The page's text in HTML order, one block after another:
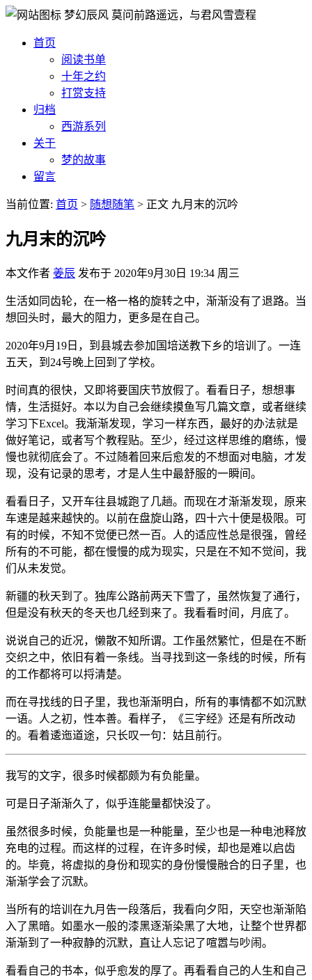
梦幻辰风 莫问前路遥远，与君风雪壹程
首页
阅读书单
十年之约
打赏支持
归档
西游系列
关于
梦的故事
留言
当前位置: 首页 > 随想随笔 > 正文 九月末的沉吟
九月末的沉吟
本文作者 姜辰 发布于 2020年9月30日 19:34 周三
生活如同齿轮，在一格一格的旋转之中，渐渐没有了退路。当
想回头时，最大的阻力，更多是在自己。
2020年9月19日，到县城去参加国培送教下乡的培训了。一连
五天，到24号晚上回到了学校。
时间真的很快，又即将要国庆节放假了。看看日子，想想事
情，生活挺好。本以为自己会继续摸鱼写几篇文章，或者继续
学习下Excel。我渐渐发现，学习一样东西，最好的办法就是
做好笔记，或者写个教程贴。至少，经过这样思维的磨练，慢
慢也就彻底会了。不过随着回来后愈发的不想面对电脑，才发
现，没有记录的思考，才是人生中最舒服的一瞬间。
看看日子，又开车往县城跑了几趟。而现在才渐渐发现，原来
车速是越来越快的。以前在盘旋山路，四十六十便是极限。可
有的时候，不知不觉便已然一百。人的适应性总是很强，曾经
所有的不可能，都在慢慢的成为现实，只是在不知不觉间，我
们从未发觉。
新疆的秋天到了。独库公路前两天下雪了，虽然恢复了通行，
但是没有秋天的冬天也几经到来了。我看看时间，月底了。
说说自己的近况，懒散不知所谓。工作虽然繁忙，但是在不断
交织之中，依旧有着一条线。当寻找到这一条线的时候，所有
的工作都将可以捋清楚。
而在寻找线的日子里，我也渐渐明白，所有的事情都不如沉默
一语。人之初，性本善。看样子，《三字经》还是有所改动
的。看着逶迤道途，只长叹一句：姑且前行。
我写的文字，很多时候都颇为有负能量。
可是日子渐渐久了，似乎连能量都快没了。
虽然很多时候，负能量也是一种能量，至少也是一种电池释放
充电的过程。而这样的过程，在许多时候，却也是难以启齿
的。毕竟，将虚拟的身份和现实的身份慢慢融合的日子里，也
渐渐学会了沉默。
当所有的培训在九月告一段落后，我看向夕阳，天空也渐渐陷
入了黑暗。如墨水一般的漆黑逐渐染黑了大地，让整个世界都
渐渐到了一种寂静的沉默，直让人忘记了喧嚣与吵闹。
看看自己的书本，似乎愈发的厚了。再看看自己的人生和自己